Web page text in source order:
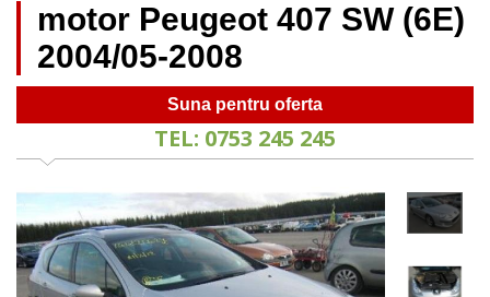
motor Peugeot 407 SW (6E)
2004/05-2008
Suna pentru oferta
TEL: 0753 245 245